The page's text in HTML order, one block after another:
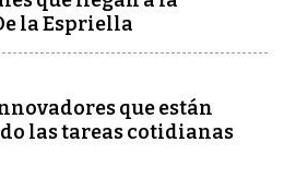
la Espriella
que están
las tareas cotidianas